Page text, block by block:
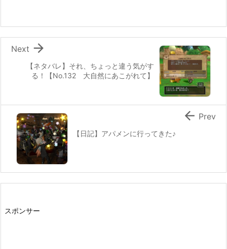
【ネタバレ】それ、ちょっと違う気がす
る！【No.132 大自然にあこがれて】

Next
【日記】アパメンに行ってきた♪
 Prev
スポンサー